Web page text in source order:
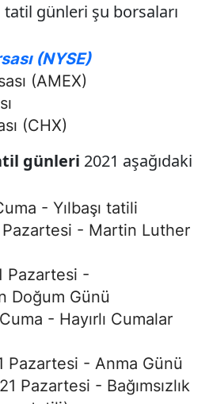
günleri şu borsaları
(NYSE)
(AMEX)
(CHX)
günleri 2021 aşağıdaki
- Yılbaşı tatili
Pazartesi - Martin Luther
Pazartesi -
Doğum Günü
- Hayırlı Cumalar
Pazartesi - Anma Günü
Pazartesi - Bağımsızlık